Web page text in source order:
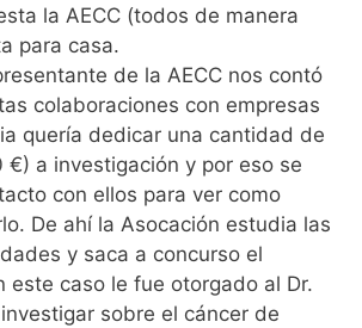
la AECC (todos de manera
para casa.
de la AECC nos contó
colaboraciones con empresas
quería dedicar una cantidad de
a investigación y por eso se
con ellos para ver como
De ahí la Asocación estudia las
y saca a concurso el
este caso le fue otorgado al Dr.
sobre el cáncer de